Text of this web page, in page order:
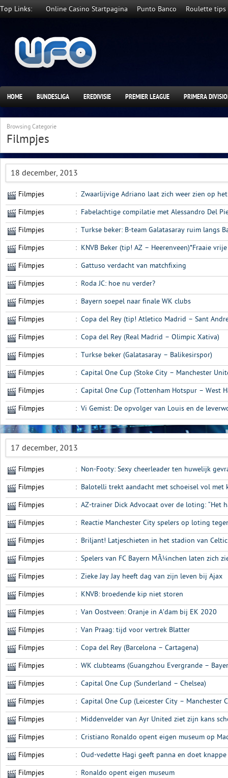
Top Links: Online Casino Startpagina Punto Banco Roulette tips
HOME BUNDESLIGA EREDIVISIE PREMIER LEAGUE PRIMERA
Browsing Categorie
Filmpjes
18 december, 2013
Filmpjes : Zwaarlijvige Adriano laat zich weer zien op
Filmpjes : Fabelachtige compilatie met Alessandro Del
Filmpjes : Turkse beker: B-team Galatasaray ruim langs
Filmpjes : KNVB Beker (tip! AZ – Heerenveen)*Fraaie
Filmpjes : Gattuso verdacht van matchfixing
Filmpjes : Roda JC: hoe nu verder?
Filmpjes : Bayern soepel naar finale WK clubs
Filmpjes : Copa del Rey (tip! Atletico Madrid – Sant
Filmpjes : Copa del Rey (Real Madrid – Olimpic Xativa)
Filmpjes : Turkse beker (Galatasaray – Balikesirspor)
Filmpjes : Capital One Cup (Stoke City – Manchester
Filmpjes : Capital One Cup (Tottenham Hotspur – West
Filmpjes : Vi Gemist: De opvolger van Louis en de
17 december, 2013
Filmpjes : Non-Footy: Sexy cheerleader ten huwelijk
Filmpjes : Balotelli trekt aandacht met schoeisel vol met
Filmpjes : AZ-trainer Dick Advocaat over de loting: “Het
Filmpjes : Reactie Manchester City spelers op loting
Filmpjes : Briljant! Latjeschieten in het stadion van Celtic
Filmpjes : Spelers van FC Bayern MÃ¼nchen laten zich
Filmpjes : Zieke Jay Jay heeft dag van zijn leven bij Ajax
Filmpjes : KNVB: broedende kip niet storen
Filmpjes : Van Oostveen: Oranje in A’dam bij EK 2020
Filmpjes : Van Praag: tijd voor vertrek Blatter
Filmpjes : Copa del Rey (Barcelona – Cartagena)
Filmpjes : WK clubteams (Guangzhou Evergrande –
Filmpjes : Capital One Cup (Sunderland – Chelsea)
Filmpjes : Capital One Cup (Leicester City – Manchester
Filmpjes : Middenvelder van Ayr United ziet zijn kans
Filmpjes : Cristiano Ronaldo opent eigen museum op
Filmpjes : Oud-vedette Hagi geeft panna en doet
Filmpjes : Ronaldo opent eigen museum